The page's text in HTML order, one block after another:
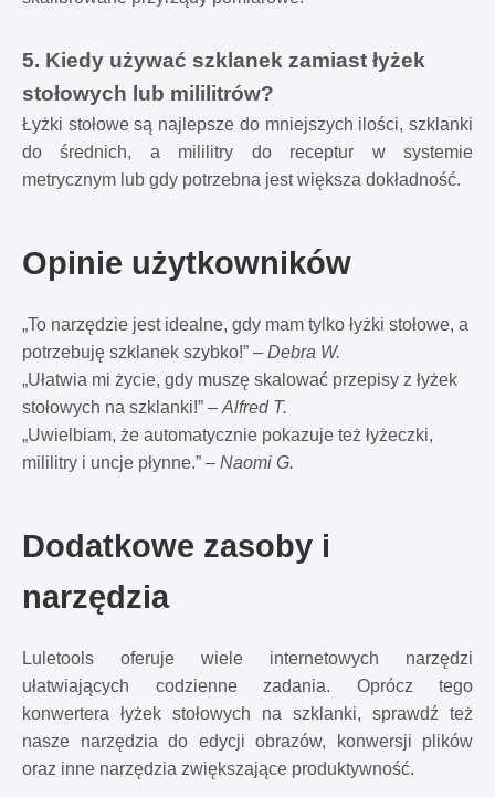
5. Kiedy używać szklanek zamiast łyżek
stołowych lub mililitrów?
Łyżki stołowe są najlepsze do mniejszych ilości, szklanki
do średnich, a mililitry do receptur w systemie
metrycznym lub gdy potrzebna jest większa dokładność.
Opinie użytkowników
„To narzędzie jest idealne, gdy mam tylko łyżki stołowe, a
potrzebuję szklanek szybko!” – Debra W.
„Ułatwia mi życie, gdy muszę skalować przepisy z łyżek
stołowych na szklanki!” – Alfred T.
„Uwielbiam, że automatycznie pokazuje też łyżeczki,
mililitry i uncje płynne.” – Naomi G.
Dodatkowe zasoby i
narzędzia
Luletools oferuje wiele internetowych narzędzi
ułatwiających codzienne zadania. Oprócz tego
konwertera łyżek stołowych na szklanki, sprawdź też
nasze narzędzia do edycji obrazów, konwersji plików
oraz inne narzędzia zwiększające produktywność.